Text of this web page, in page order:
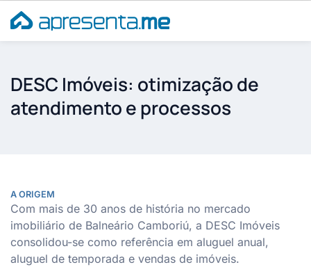
para
o
DESC Imóveis: otimização de
atendimento e processos
A ORIGEM
Com mais de 30 anos de história no mercado
imobiliário de Balneário Camboriú, a DESC Imóveis
consolidou-se como referência em aluguel anual,
aluguel de temporada e vendas de imóveis.